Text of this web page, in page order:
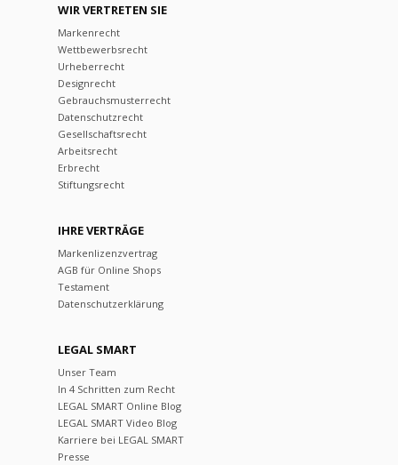
WIR VERTRETEN SIE
Markenrecht
Wettbewerbsrecht
Urheberrecht
Designrecht
Gebrauchsmusterrecht
Datenschutzrecht
Gesellschaftsrecht
Arbeitsrecht
Erbrecht
Stiftungsrecht
IHRE VERTRÄGE
Markenlizenzvertrag
AGB für Online Shops
Testament
Datenschutzerklärung
LEGAL SMART
Unser Team
In 4 Schritten zum Recht
LEGAL SMART Online Blog
LEGAL SMART Video Blog
Karriere bei LEGAL SMART
Presse